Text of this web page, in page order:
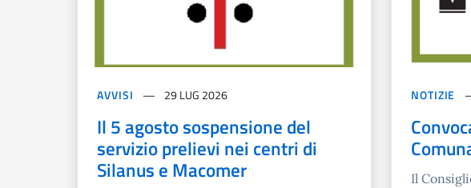
AVVISI 29 LUG 2026
Il 5 agosto sospensione del
servizio prelievi nei centri di
Silanus e Macomer
NOTIZIE
Il